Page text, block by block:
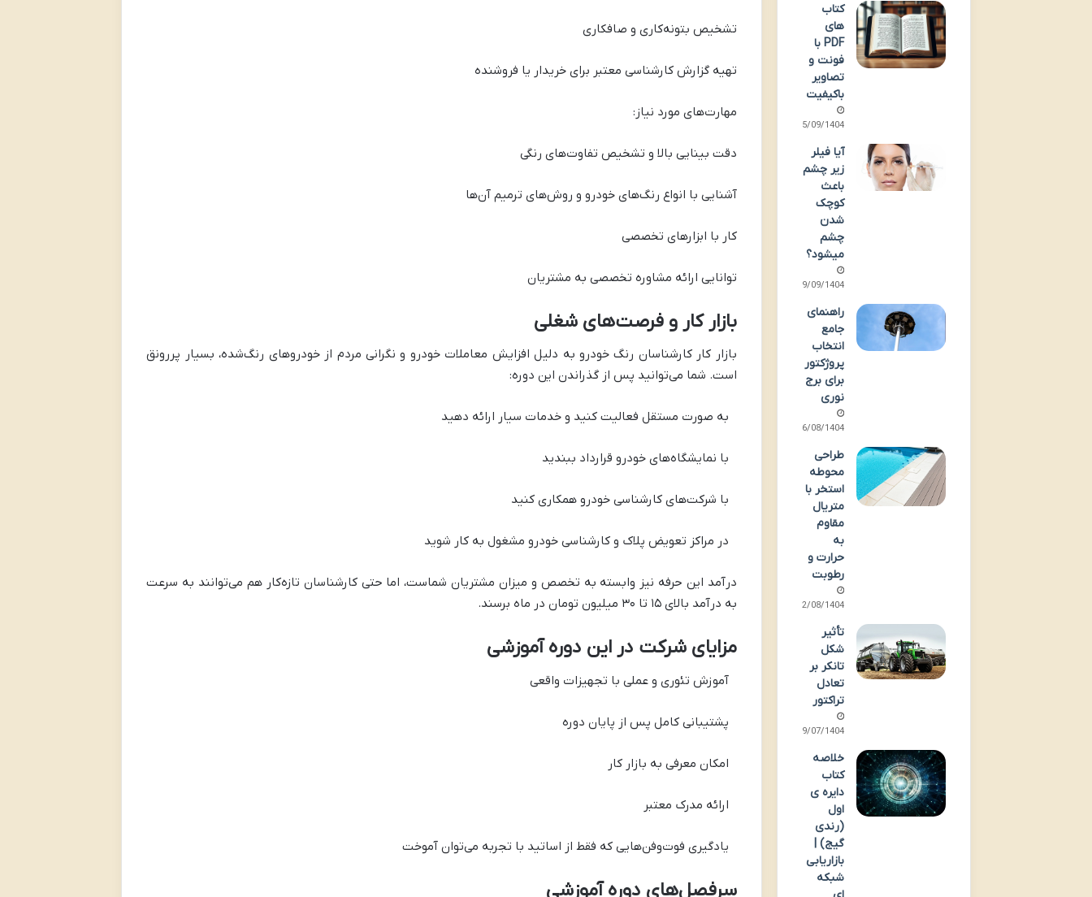
تشخیص بتونه‌کاری و صافکاری
تهیه گزارش کارشناسی معتبر برای خریدار یا فروشنده
مهارت‌های مورد نیاز:
دقت بینایی بالا و تشخیص تفاوت‌های رنگی
آشنایی با انواع رنگ‌های خودرو و روش‌های ترمیم آن‌ها
کار با ابزارهای تخصصی
توانایی ارائه مشاوره تخصصی به مشتریان
بازار کار و فرصت‌های شغلی
بازار کار کارشناسان رنگ خودرو به دلیل افزایش معاملات خودرو و نگرانی مردم از خودروهای رنگ‌شده، بسیار پررونق
است. شما می‌توانید پس از گذراندن این دوره:
به صورت مستقل فعالیت کنید و خدمات سیار ارائه دهید
با نمایشگاه‌های خودرو قرارداد ببندید
با شرکت‌های کارشناسی خودرو همکاری کنید
در مراکز تعویض پلاک و کارشناسی خودرو مشغول به کار شوید
درآمد این حرفه نیز وابسته به تخصص و میزان مشتریان شماست، اما حتی کارشناسان تازه‌کار هم می‌توانند به سرعت
به درآمد بالای ۱۵ تا ۳۰ میلیون تومان در ماه برسند.
مزایای شرکت در این دوره آموزشی
آموزش تئوری و عملی با تجهیزات واقعی
پشتیبانی کامل پس از پایان دوره
امکان معرفی به بازار کار
ارائه مدرک معتبر
یادگیری فوت‌وفن‌هایی که فقط از اساتید با تجربه می‌توان آموخت
سرفصل‌های دوره آموزشی
کتاب
های
PDF با
فونت و
تصاویر
باکیفیت
25/09/1404
آیا فیلر
زیر چشم
باعث
کوچک
شدن
چشم
میشود؟
19/09/1404
راهنمای
جامع
انتخاب
پروژکتور
برای برج
نوری
26/08/1404
طراحی
محوطه
استخر با
متریال
مقاوم
به
حرارت و
رطوبت
22/08/1404
تأثیر
شکل
تانکر بر
تعادل
تراکتور
29/07/1404
خلاصه
کتاب
دایره ی
اول
(رندی
گیج) |
بازاریابی
شبکه